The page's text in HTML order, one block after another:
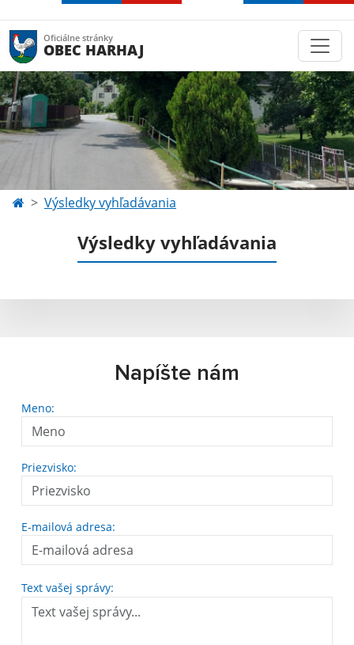
Oficiálne stránky
OBEC HARHAJ
Výsledky vyhľadávania
Výsledky vyhľadávania
Napíšte nám
Meno:
Priezvisko:
E-mailová adresa:
Text vašej správy: